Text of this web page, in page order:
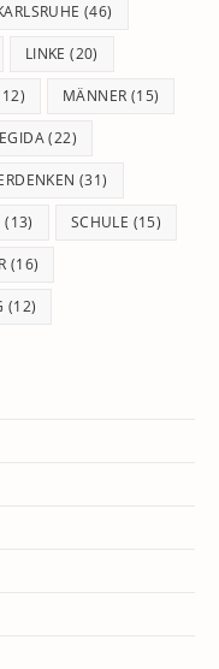
(46)
LINKE (20)
MÄNNER (15)
(22)
(31)
(13) SCHULE (15)
(16)
(12)